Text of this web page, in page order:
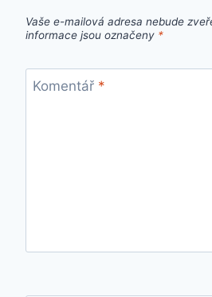
Vaše e-mailová adresa nebude
informace jsou označeny *
Komentář *